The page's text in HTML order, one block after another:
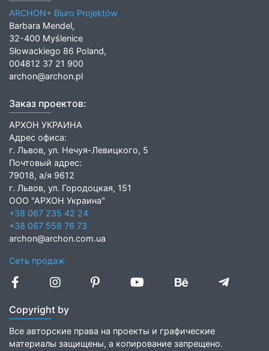
ARCHON+ Biuro Projektów
Barbara Mendel,
32-400 Myślenice
Słowackiego 86 Poland,
004812 37 21 900
archon@archon.pl
Заказ проектов:
АРХОН УКРАИНА
Адрес офиса:
г. Львов, ул. Нечуя-Левицкого, 5
Почтовый адрес:
79018, а/я 9612
г. Львов, ул. Городоцкая, 151
ООО "АРХОН Украина"
+38 067 235 42 24
+38 067 558 76 73
archon@archon.com.ua
Сеть продаж
Copyright by
Все авторские права на проекты и графические
материалы защищены, а копирование запрещено.